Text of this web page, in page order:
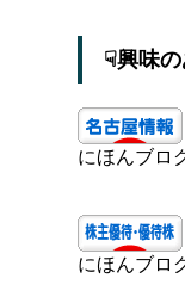
☟興味
にほんブロ
にほんブロ